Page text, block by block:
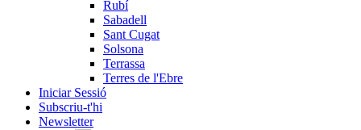
Rubí
Sabadell
Sant Cugat
Solsona
Terrassa
Terres de l'Ebre
Iniciar Sessió
Subscriu-t'hi
Newsletter